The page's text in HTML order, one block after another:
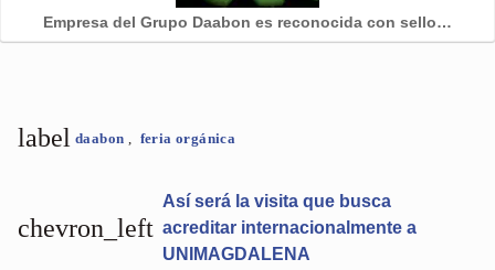
Empresa del Grupo Daabon es reconocida con sello…
label daabon feria orgánica
chevron_left
Así será la visita que busca
acreditar internacionalmente a
UNIMAGDALENA